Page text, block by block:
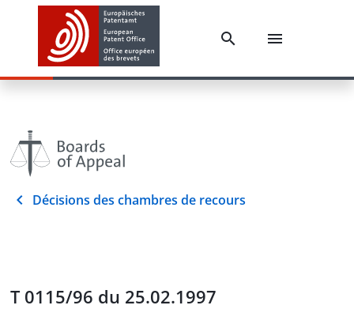
Décisions des chambres de recours
T 0115/96 du 25.02.1997